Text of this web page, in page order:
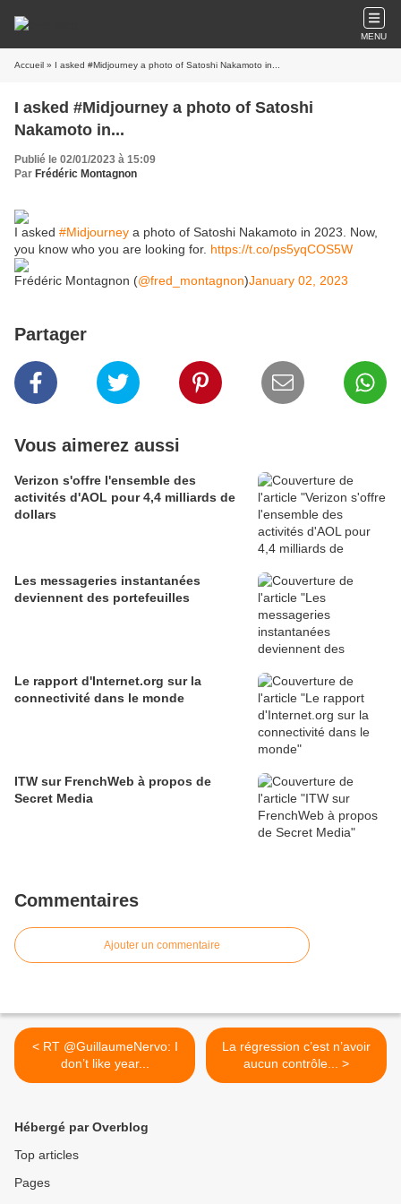
MENU
Accueil » I asked #Midjourney a photo of Satoshi Nakamoto in...
I asked #Midjourney a photo of Satoshi
Nakamoto in...
Publié le 02/01/2023 à 15:09
Par Frédéric Montagnon
I asked #Midjourney a photo of Satoshi Nakamoto in 2023. Now,
you know who you are looking for. https://t.co/ps5yqCOS5W
Frédéric Montagnon (@fred_montagnon)January 02, 2023
Partager
Vous aimerez aussi
Verizon s'offre l'ensemble des
activités d'AOL pour 4,4 milliards de
dollars
Les messageries instantanées
deviennent des portefeuilles
Le rapport d'Internet.org sur la
connectivité dans le monde
ITW sur FrenchWeb à propos de
Secret Media
Commentaires
Ajouter un commentaire
< RT @GuillaumeNervo: I
don’t like year...
La régression c’est n’avoir
aucun contrôle... >
Hébergé par Overblog
Top articles
Pages